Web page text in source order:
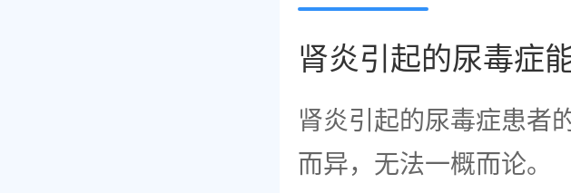
肾炎引起的尿毒症
肾炎引起的尿毒症患者
而异，无法一概而论。